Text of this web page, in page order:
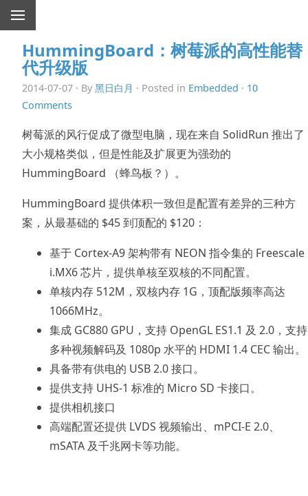
HummingBoard：树莓派的高性能替
代升级版
2014-07-07 · By 黑日白月 · Posted in Embedded · 10
Comments
树莓派的风行促成了微型电脑，现在来自 SolidRun 推出了
大小规格类似，但是性能及扩展更为强劲的
HummingBoard （蜂鸟板？）。
HummingBoard 提供体积一致但是配置有差异的三种方
案，从最基础的 $45 到顶配的 $120：
基于 Cortex-A9 架构带有 NEON 指令集的 Freescale
i.MX6 芯片，提供单核至双核的不同配置。
单核内存 512M，双核内存 1G，顶配版频率高达
1066MHz。
集成 GC880 GPU，支持 OpenGL ES1.1 及 2.0，支持
多种视频解码及 1080p 水平的 HDMI 1.4 CEC 输出。
具备带有供电的 USB 2.0 接口。
提供支持 UHS-1 标准的 Micro SD 卡接口。
提供相机接口
高端配置还提供 LVDS 视频输出、mPCI-E 2.0、
mSATA 及千兆网卡等功能。